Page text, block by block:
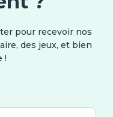
pour recevoir nos
des jeux, et bien
!